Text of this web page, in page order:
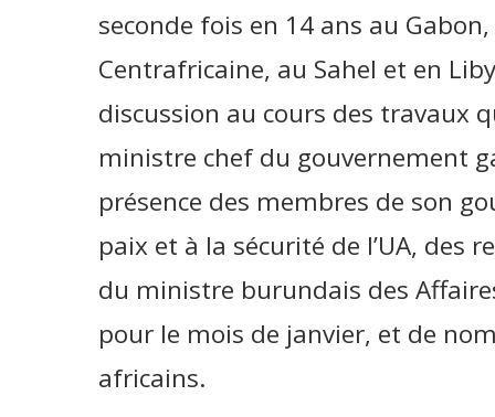
seconde fois en 14 ans au
Centrafricaine, au Sahel et en
discussion au cours des travaux
ministre chef du gouvernement
présence des membres de son
paix et à la sécurité de l’UA, des
du ministre burundais des
pour le mois de janvier, et de
africains.